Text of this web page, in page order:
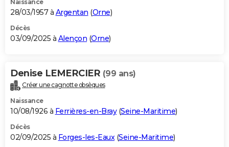
Naissance
28/03/1957 à Argentan (Orne)
Décès
03/09/2025 à Alençon (Orne)
Denise LEMERCIER (99 ans)
Créer une cagnotte obsèques
Naissance
10/08/1926 à Ferrières-en-Bray(Seine-Maritime)
Décès
02/09/2025 à Forges-les-Eaux (Seine-Maritime)